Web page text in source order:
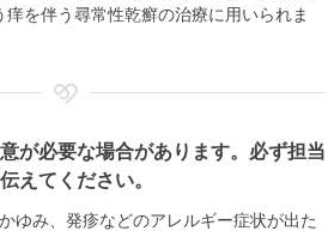
を伴う尋常性乾癬の治療に用いられま
が必要な場合があります。必ず担当
えてください。
ゆみ、発疹などのアレルギー症状が出た